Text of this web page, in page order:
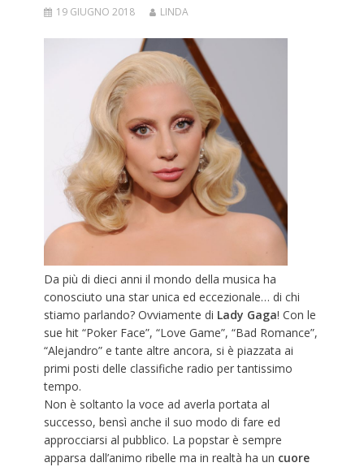
19 GIUGNO 2018 LINDA
Da più di dieci anni il mondo della musica ha
conosciuto una star unica ed eccezionale… di chi
stiamo parlando? Ovviamente di Lady Gaga! Con le
sue hit “Poker Face”, “Love Game”, “Bad Romance”,
“Alejandro” e tante altre ancora, si è piazzata ai
primi posti delle classifiche radio per tantissimo
tempo.
Non è soltanto la voce ad averla portata al
successo, bensì anche il suo modo di fare ed
approcciarsi al pubblico. La popstar è sempre
apparsa dall’animo ribelle ma in realtà ha un cuore